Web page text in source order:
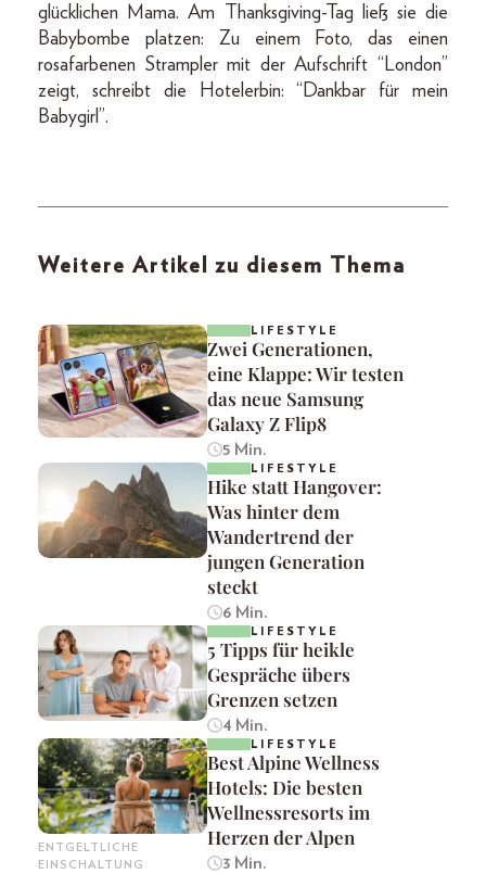
glücklichen Mama. Am Thanksgiving-Tag ließ sie die
Babybombe platzen: Zu einem Foto, das einen
rosafarbenen Strampler mit der Aufschrift “London”
zeigt, schreibt die Hotelerbin: “Dankbar für mein
Babygirl”.
Weitere Artikel zu diesem Thema
LIFESTYLE
Zwei Generationen,
eine Klappe: Wir testen
das neue Samsung
Galaxy Z Flip8
5 Min.
LIFESTYLE
Hike statt Hangover:
Was hinter dem
Wandertrend der
jungen Generation
steckt
6 Min.
LIFESTYLE
5 Tipps für heikle
Gespräche übers
Grenzen setzen
4 Min.
ENTGELTLICHE
EINSCHALTUNG
LIFESTYLE
Best Alpine Wellness
Hotels: Die besten
Wellnessresorts im
Herzen der Alpen
3 Min.